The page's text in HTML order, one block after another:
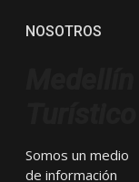
NOSOTROS
Somos un medio
de información